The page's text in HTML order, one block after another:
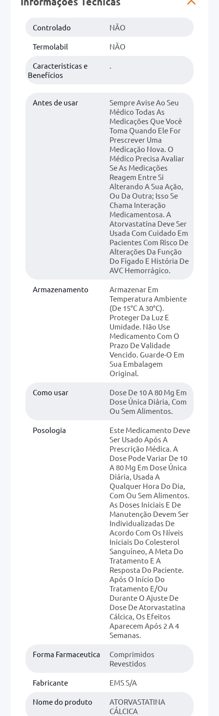
Controlado NÃO
Termolabil NÃO
Caracteristicas e
Benefícios
.
Antes de usar
Sempre Avise Ao Seu
Médico Todas As
Medicações Que Você
Toma Quando Ele For
Prescrever Uma
Medicação Nova. O
Médico Precisa Avaliar
Se As Medicações
Reagem Entre Si
Alterando A Sua Ação,
Ou Da Outra; Isso Se
Chama Interação
Medicamentosa. A
Atorvastatina Deve Ser
Usada Com Cuidado Em
Pacientes Com Risco De
Alterações Da Função
Do Fígado E História De
AVC Hemorrágico.
Armazenamento
Armazenar Em
Temperatura Ambiente
(de 15°C A 30°C).
Proteger Da Luz E
Umidade. Não Use
Medicamento Com O
Prazo De Validade
Vencido. Guarde-O Em
Sua Embalagem
Original.
Como usar
Dose De 10 A 80 Mg Em
Dose Única Diária, Com
Ou Sem Alimentos.
Posologia
Este Medicamento Deve
Ser Usado Após A
Prescrição Médica. A
Dose Pode Variar De 10
A 80 Mg Em Dose Única
Diária, Usada A
Qualquer Hora Do Dia,
Com Ou Sem Alimentos.
As Doses Iniciais E De
Manutenção Devem Ser
Individualizadas De
Acordo Com Os Níveis
Iniciais Do Colesterol
Sanguíneo, A Meta Do
Tratamento E A
Resposta Do Paciente.
Após O Início Do
Tratamento E/ou
Durante O Ajuste De
Dose De Atorvastatina
Cálcica, Os Efeitos
Aparecem Após 2 A 4
Semanas.
Forma Farmaceutica
Comprimidos
Revestidos
Fabricante EMS S/A
Nome do produto
ATORVASTATINA
CÁLCICA